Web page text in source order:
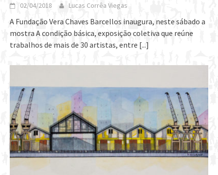
02/04/2018 Lucas Corrêa Viegas
A Fundação Vera Chaves Barcellos inaugura, neste sábado a
mostra A condição básica, exposição coletiva que reúne
trabalhos de mais de 30 artistas, entre [...]